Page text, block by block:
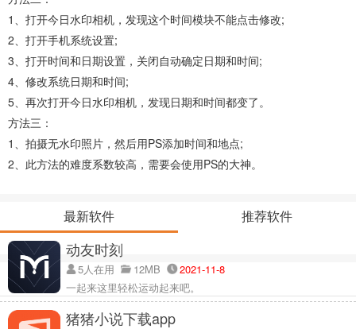
1、打开今日水印相机，发现这个时间模块不能点击修改;
2、打开手机系统设置;
3、打开时间和日期设置，关闭自动确定日期和时间;
4、修改系统日期和时间;
5、再次打开今日水印相机，发现日期和时间都变了。
方法三：
1、拍摄无水印照片，然后用PS添加时间和地点;
2、此方法的难度系数较高，需要会使用PS的大神。
最新软件 推荐软件
动友时刻
5人在用 12MB
2021-11-8
一起来这里轻松运动起来吧。
猪猪小说下载app